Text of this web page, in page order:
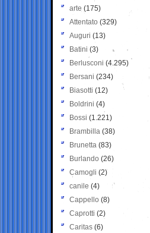
arte (175)
Attentato (329)
Auguri (13)
Batini (3)
Berlusconi (4.295)
Bersani (234)
Biasotti (12)
Boldrini (4)
Bossi (1.221)
Brambilla (38)
Brunetta (83)
Burlando (26)
Camogli (2)
canile (4)
Cappello (8)
Caprotti (2)
Caritas (6)